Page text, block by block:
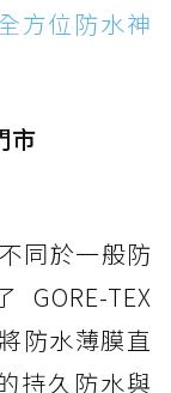
方位防水神
市
同於一般防
TEX
防水薄膜直
持久防水與